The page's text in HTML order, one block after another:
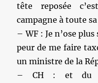
tête reposée
campagne à toute
– WF : Je n’ose
peur de me faire
un ministre de la
– CH : et du